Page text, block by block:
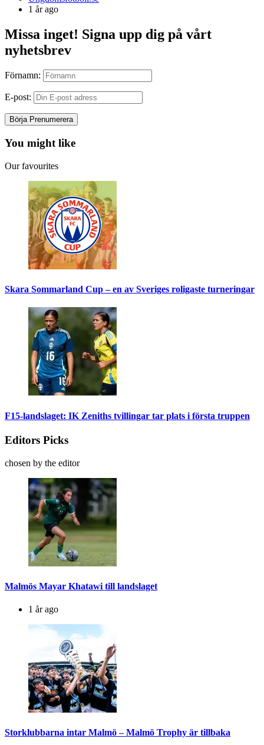
by
1 år ago
Missa inget! Signa upp dig på vårt
nyhetsbrev
Förnamn:
E-post:
You might like
Our favourites
Skara Sommarland Cup – en av Sveriges roligaste turneringar
F15-landslaget: IK Zeniths tvillingar tar plats i första truppen
Editors Picks
chosen by the editor
Malmös Mayar Khatawi till landslaget
1 år ago
Storklubbarna intar Malmö – Malmö Trophy är tillbaka